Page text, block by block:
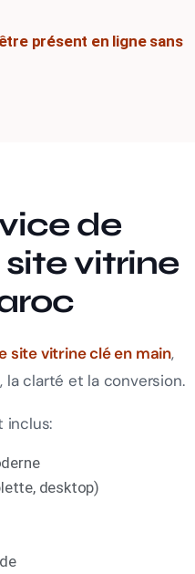
être présent en ligne sans
de
vitrine
site vitrine clé en main,
la clarté et la conversion.
inclus:
desktop)